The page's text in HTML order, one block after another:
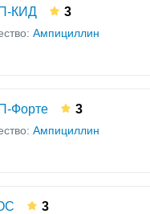
КИД 3
Ампициллин
Форте 3
Ампициллин
3